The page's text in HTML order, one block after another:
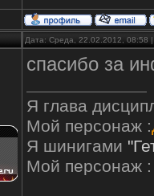
Дата: Среда, 22.02.2012,
спасибо за
Я глава
Мой персонаж :
Я шинигами
Мой персонаж